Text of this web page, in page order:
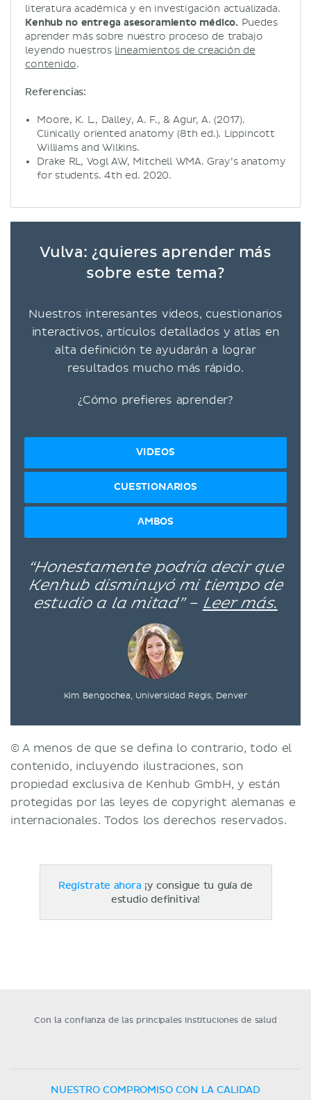
literatura académica y en investigación actualizada.
Kenhub no entrega asesoramiento médico. Puedes
aprender más sobre nuestro proceso de trabajo
leyendo nuestros lineamientos de creación de
contenido.
Referencias:
Moore, K. L., Dalley, A. F., & Agur, A. (2017).
Clinically oriented anatomy (8th ed.). Lippincott
Williams and Wilkins.
Drake RL, Vogl AW, Mitchell WMA. Gray’s anatomy
for students. 4th ed. 2020.
Vulva: ¿quieres aprender más
sobre este tema?
Nuestros interesantes videos, cuestionarios
interactivos, artículos detallados y atlas en
alta definición te ayudarán a lograr
resultados mucho más rápido.
¿Cómo prefieres aprender?
VIDEOS
CUESTIONARIOS
AMBOS
“Honestamente podría decir que
Kenhub disminuyó mi tiempo de
estudio a la mitad” – Leer más.
Kim Bengochea, Universidad Regis, Denver
© A menos de que se defina lo contrario, todo el
contenido, incluyendo ilustraciones, son
propiedad exclusiva de Kenhub GmbH, y están
protegidas por las leyes de copyright alemanas e
internacionales. Todos los derechos reservados.
Regístrate ahora ¡y consigue tu guía de
estudio definitiva!
Con la confianza de las principales instituciones de salud
NUESTRO COMPROMISO CON LA CALIDAD